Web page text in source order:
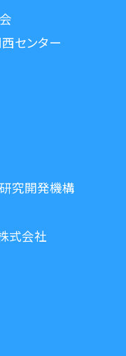
センター
究開発機構
式会社